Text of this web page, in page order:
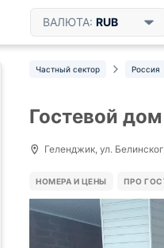
ВАЛЮТА: RUB
Частный сектор Россия
Гостевой
Геленджик, ул.
НОМЕРА И ЦЕНЫ ПРО